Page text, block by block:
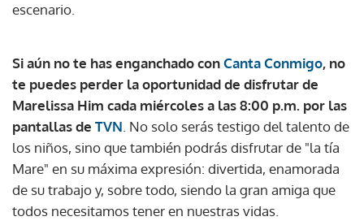
escenario.
Si aún no te has enganchado conCanta Conmigo, no
te puedes perder la oportunidad de disfrutar de
Marelissa Him cada miércoles a las 8:00 p.m. por las
pantallas de TVN . No solo serás testigo del talento de
los niños, sino que también podrás disfrutar de "la tía
Mare" en su máxima expresión: divertida, enamorada
de su trabajo y, sobre todo, siendo la gran amiga que
todos necesitamos tener en nuestras vidas.